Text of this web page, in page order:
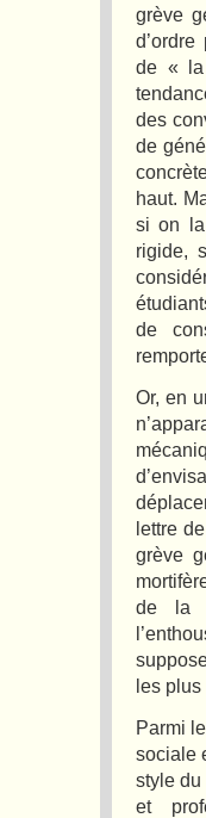
grève
de « la
des
de
haut.
si on la
rigide,
de
Or, en
lettre
grève
de la
les plus
Parmi
sociale
style
et